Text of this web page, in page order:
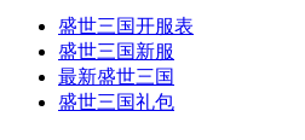
盛世三国开服表
盛世三国新服
最新盛世三国
盛世三国礼包